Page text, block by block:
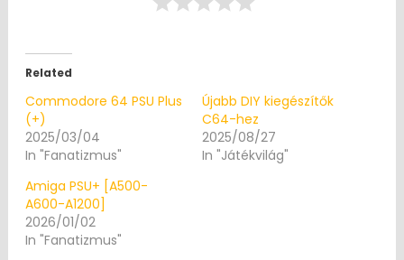
Related
Commodore 64 PSU Plus
(+)
2025/03/04
In "Fanatizmus"
Újabb DIY kiegészítők
C64-hez
2025/08/27
In "Játékvilág"
Amiga PSU+ [A500-
A600-A1200]
2026/01/02
In "Fanatizmus"